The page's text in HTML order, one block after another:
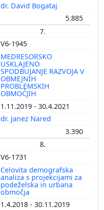
dr. David Bogataj
5.885
7.
V6-1945
MEDRESORSKO
USKLAJENO
SPODBUJANJE RAZVOJA V
OBMEJNIH
PROBLEMSKIH
OBMOČJIH
1.11.2019 - 30.4.2021
dr. Janez Nared
3.390
8.
V6-1731
Celovita demografska
analiza s projekcijami za
podeželska in urbana
območja
1.4.2018 - 30.11.2019